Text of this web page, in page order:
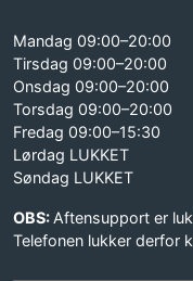
Mandag 09:00–20:00
Tirsdag 09:00–20:00
Onsdag 09:00–20:00
Torsdag 09:00–20:00
Fredag 09:00–15:30
Lørdag LUKKET
Søndag LUKKET
OBS: Aftensupport er
Telefonen lukker derfor